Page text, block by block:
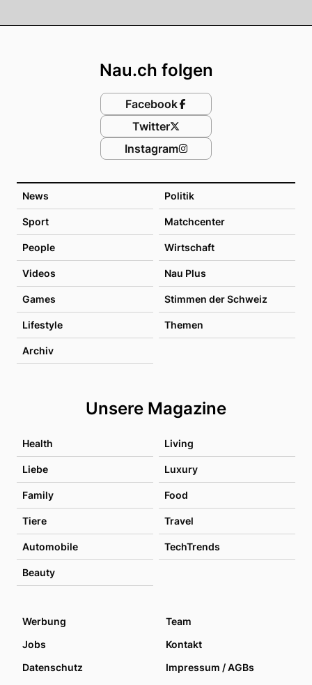
News Politik
Sport Matchcenter
People Wirtschaft
Videos Nau Plus
Games Stimmen der Schweiz
Lifestyle Themen
Archiv
Unsere Magazine
Health Living
Liebe Luxury
Family Food
Tiere Travel
Automobile TechTrends
Beauty
Nau.ch folgen
Facebook
Twitter
Instagram
Werbung
Team
Jobs
Kontakt
Datenschutz
Impressum / AGBs